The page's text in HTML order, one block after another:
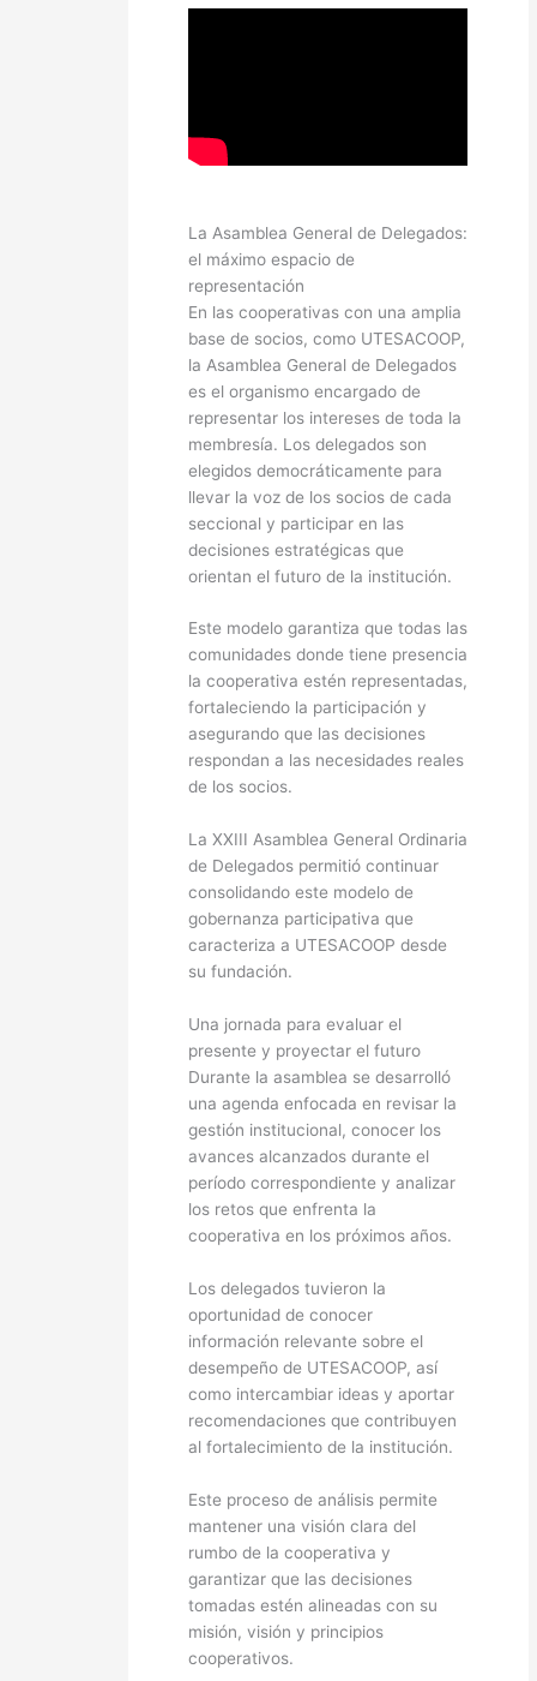
La Asamblea General de Delegados:
el máximo espacio de
representación
En las cooperativas con una amplia
base de socios, como UTESACOOP,
la Asamblea General de Delegados
es el organismo encargado de
representar los intereses de toda la
membresía. Los delegados son
elegidos democráticamente para
llevar la voz de los socios de cada
seccional y participar en las
decisiones estratégicas que
orientan el futuro de la institución.
Este modelo garantiza que todas las
comunidades donde tiene presencia
la cooperativa estén representadas,
fortaleciendo la participación y
asegurando que las decisiones
respondan a las necesidades reales
de los socios.
La XXIII Asamblea General Ordinaria
de Delegados permitió continuar
consolidando este modelo de
gobernanza participativa que
caracteriza a UTESACOOP desde
su fundación.
Una jornada para evaluar el
presente y proyectar el futuro
Durante la asamblea se desarrolló
una agenda enfocada en revisar la
gestión institucional, conocer los
avances alcanzados durante el
período correspondiente y analizar
los retos que enfrenta la
cooperativa en los próximos años.
Los delegados tuvieron la
oportunidad de conocer
información relevante sobre el
desempeño de UTESACOOP, así
como intercambiar ideas y aportar
recomendaciones que contribuyen
al fortalecimiento de la institución.
Este proceso de análisis permite
mantener una visión clara del
rumbo de la cooperativa y
garantizar que las decisiones
tomadas estén alineadas con su
misión, visión y principios
cooperativos.